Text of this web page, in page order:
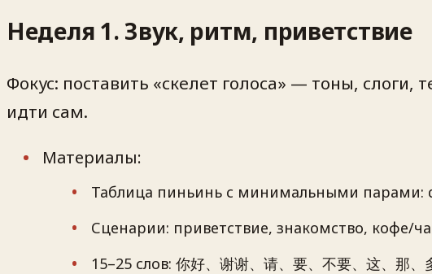
Неделя 1. Звук, ритм, приветствие
Фокус: поставить «скелет голоса» — тоны,
идти сам.
Материалы:
Таблица пиньинь с минимальными парами:
Сценарии: приветствие, знакомство, кофе/
15–25 слов: 你好、谢谢、请、要、不要、这、那